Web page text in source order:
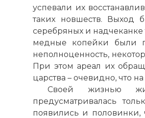
успевали их
таких новшеств.
серебряных и
медные копейки были
неполноценность,
При этом ареал их
царства – очевидно, что
Своей жизнью
предусматривалась
появились и половинки,